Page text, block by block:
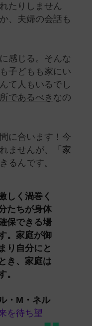
たりしません
、夫婦の会話も
感じる。そんな
子どもも家にい
て人もいるでし
であるべき なの
に合います！今
ませんが、「 家
るんです。
しく渦巻く
たちが身体
保できる場
。家庭が御
り自分にと
き、家庭は
。
・ネル
を待ち望